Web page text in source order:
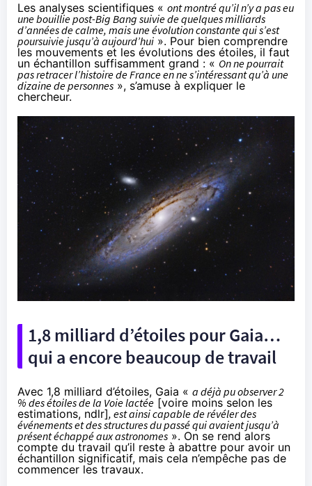
Les analyses scientifiques « ont montré qu’il n’y a pas eu
une bouillie post-Big Bang suivie de quelques milliards
d’années de calme, mais une évolution constante qui s’est
poursuivie jusqu’à aujourd’hui ». Pour bien comprendre
les mouvements et les évolutions des étoiles, il faut
un échantillon suffisamment grand : « On ne pourrait
pas retracer l’histoire de France en ne s’intéressant qu’à une
dizaine de personnes », s’amuse à expliquer le
chercheur.
1,8 milliard d’étoiles pour Gaia…
qui a encore beaucoup de travail
Avec 1,8 milliard d’étoiles, Gaia « a déjà pu observer 2
% des étoiles de la Voie lactée [voire moins selon les
estimations, ndlr], est ainsi capable de révéler des
événements et des structures du passé qui avaient jusqu’à
présent échappé aux astronomes ». On se rend alors
compte du travail qu’il reste à abattre pour avoir un
échantillon significatif, mais cela n’empêche pas de
commencer les travaux.